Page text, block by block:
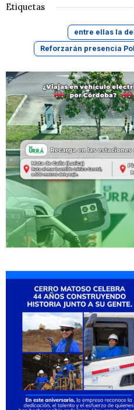
Etiquetas
entre ellas la
Reforzarán presencia